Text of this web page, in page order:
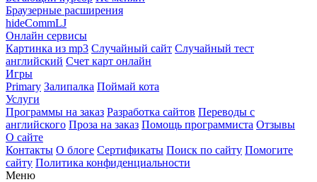
Браузерные расширения
hideCommLJ
Онлайн сервисы
Картинка из mp3 Случайный сайт Случайный тест
английский Счет карт онлайн
Игры
Primary Залипалка Поймай кота
Услуги
Программы на заказ Разработка сайтов Переводы с
английского Проза на заказ Помощь программиста Отзывы
О сайте
Контакты О блоге Сертификаты Поиск по сайту Помогите
сайту Политика конфиденциальности
Меню